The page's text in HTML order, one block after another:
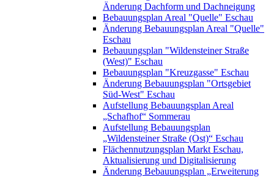
Änderung Dachform und Dachneigung
Bebauungsplan Areal "Quelle" Eschau
Änderung Bebauungsplan Areal "Quelle"
Eschau
Bebauungsplan "Wildensteiner Straße
(West)" Eschau
Bebauungsplan "Kreuzgasse" Eschau
Änderung Bebauungsplan "Ortsgebiet
Süd-West" Eschau
Aufstellung Bebauungsplan Areal
„Schafhof“ Sommerau
Aufstellung Bebauungsplan
„Wildensteiner Straße (Ost)“ Eschau
Flächennutzungsplan Markt Eschau,
Aktualisierung und Digitalisierung
Änderung Bebauungsplan „Erweiterung